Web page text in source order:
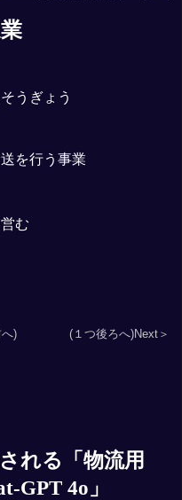
うぎょう
を行う事業
む
) (１つ後ろへ)Next＞
れる「物流用
GPT 4o」